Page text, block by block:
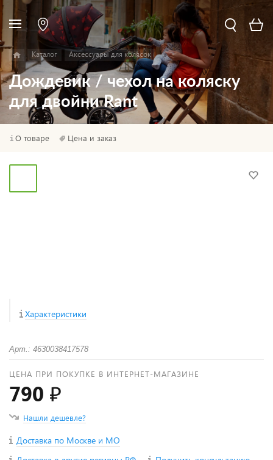
Каталог Аксессуары для колясок
Дождевик / чехол на коляску
для двойни Rant
О товаре Цена и заказ
Характеристики
Арт.: 4630038417578
ЦЕНА ПРИ ПОКУПКЕ В ИНТЕРНЕТ-МАГАЗИНЕ
790 ₽
Нашли дешевле?
Доставка по Москве и МО